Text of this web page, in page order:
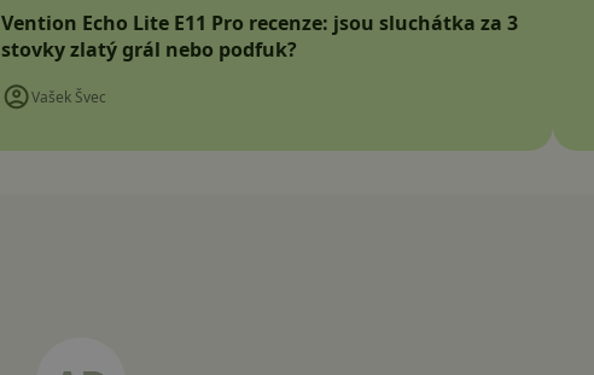
Vention Echo Lite E11 Pro recenze: jsou sluchátka za 3
stovky zlatý grál nebo podfuk?
Vašek Švec